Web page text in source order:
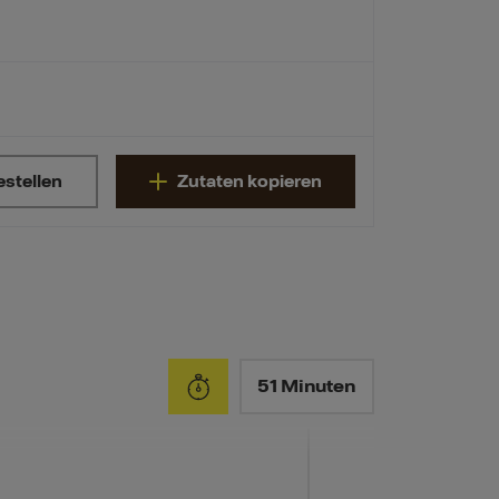
Zutaten kopieren
51 Minuten